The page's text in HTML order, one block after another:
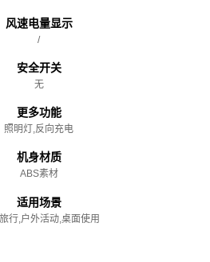
风速电量显示
/
安全开关
无
更多功能
照明灯,反向充电
机身材质
ABS素材
适用场景
行,户外活动,桌面使用